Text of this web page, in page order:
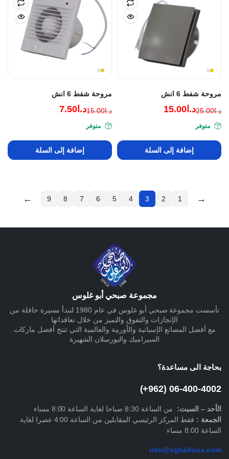
مروحة شفط 6 انش
د.ا25.00
السعر
الأصلي
هو:
د.ا25.00.
د.ا 15.00
السعر
الحالي
هو:
د.ا15.00.
متوفر
إضافة إلى السلة
مروحة شفط 6 انش
د.ا15.00
السعر
الأصلي
هو:
د.ا15.00.
د.ا 7.50
السعر
الحالي
هو:
د.ا7.50.
متوفر
إضافة إلى السلة
→
1
2
3
4
5
6
7
8
9
←
مجموعة صبحي أبو غلوس
تأسست مجموعة صبحي أبو غلوس في عام 1980 لتبدأ مسيرة حافلة من
الإنجازات والتفوق والتميز من خلال تعاقداتها
مع أفضل المصانع الإسبانية والأوربية والعالمية التي تنتج أفضل ماركات
السيراميك والبورسلان الشهيرة
بحاجة الى مساعدة؟
06-400-4002 (962+)
الأحد – السبت: من الساعة 8:30 صباحا لغاية الساعة 8:00 مساء
الجمعة :
فقط المركز الرئيسي المقابلين من الساعة 4:00 عصرا لغاية
الساعة 8:00 مساء
info@sghallous.com